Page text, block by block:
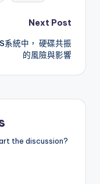
Next Post
系統中， 硬碟共振
的風險與影響
the discussion?